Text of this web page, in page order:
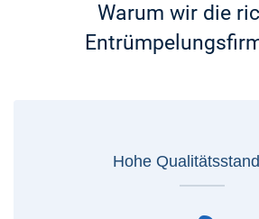
Warum wir die
Hohe